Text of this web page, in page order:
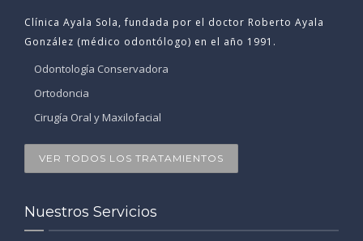
Clínica Ayala Sola, fundada por el doctor Roberto Ayala
González (médico odontólogo) en el año 1991.
Odontología Conservadora
Ortodoncia
Cirugía Oral y Maxilofacial
VER TODOS LOS TRATAMIENTOS
Nuestros Servicios